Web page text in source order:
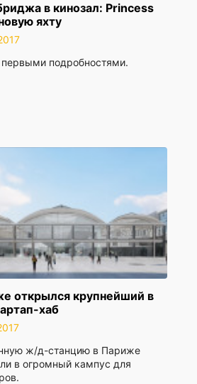
в кинозал: Princess
яхту
подробностями.
открылся крупнейший в
хаб
ж/д-станцию в Париже
в огромный кампус для